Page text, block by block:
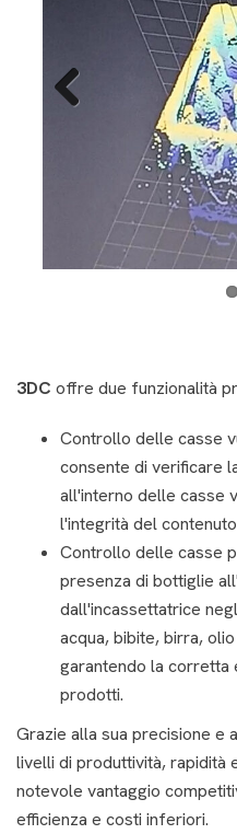
3DC offre due funzionalità
Controllo delle casse
consente di verificare
all'interno delle casse
l'integrità del
Controllo delle casse
presenza di bottiglie
dall'incassettatrice
acqua, bibite, birra,
garantendo la corretta
prodotti.
Grazie alla sua precisione e
livelli di produttività, rapidità
notevole vantaggio
efficienza e costi inferiori.